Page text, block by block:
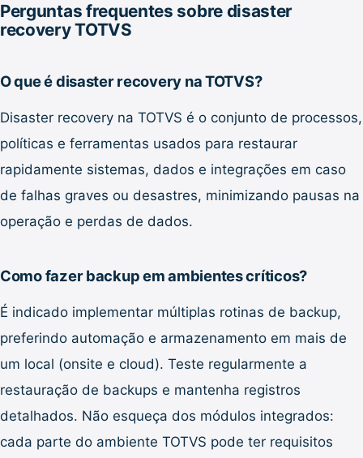
Perguntas frequentes sobre disaster
recovery TOTVS
O que é disaster recovery na TOTVS?
Disaster recovery na TOTVS é o conjunto de processos,
políticas e ferramentas usados para restaurar
rapidamente sistemas, dados e integrações em caso
de falhas graves ou desastres, minimizando pausas na
operação e perdas de dados.
Como fazer backup em ambientes críticos?
É indicado implementar múltiplas rotinas de backup,
preferindo automação e armazenamento em mais de
um local (onsite e cloud). Teste regularmente a
restauração de backups e mantenha registros
detalhados. Não esqueça dos módulos integrados:
cada parte do ambiente TOTVS pode ter requisitos